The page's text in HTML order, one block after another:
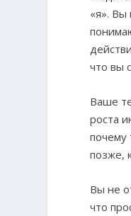
«я». Вы
что вы
Ваше
роста
почему
позже,
Вы не
что